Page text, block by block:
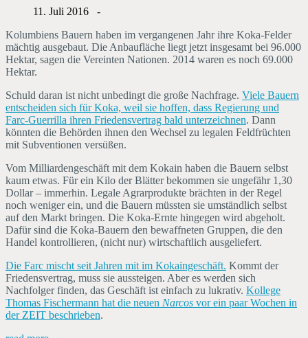
11. Juli 2016 -
Kolumbiens Bauern haben im vergangenen Jahr ihre Koka-Felder
mächtig ausgebaut. Die Anbaufläche liegt jetzt insgesamt bei 96.000
Hektar, sagen die Vereinten Nationen. 2014 waren es noch 69.000
Hektar.
Schuld daran ist nicht unbedingt die große Nachfrage. Viele Bauern
entscheiden sich für Koka, weil sie hoffen, dass Regierung und
Farc-Guerrilla ihren Friedensvertrag bald unterzeichnen. Dann
könnten die Behörden ihnen den Wechsel zu legalen Feldfrüchten
mit Subventionen versüßen.
Vom Milliardengeschäft mit dem Kokain haben die Bauern selbst
kaum etwas. Für ein Kilo der Blätter bekommen sie ungefähr 1,30
Dollar – immerhin. Legale Agrarprodukte brächten in der Regel
noch weniger ein, und die Bauern müssten sie umständlich selbst
auf den Markt bringen. Die Koka-Ernte hingegen wird abgeholt.
Dafür sind die Koka-Bauern den bewaffneten Gruppen, die den
Handel kontrollieren, (nicht nur) wirtschaftlich ausgeliefert.
Die Farc mischt seit Jahren mit im Kokaingeschäft. Kommt der
Friedensvertrag, muss sie aussteigen. Aber es werden sich
Nachfolger finden, das Geschäft ist einfach zu lukrativ. Kollege
Thomas Fischermann hat die neuen Narcos vor ein paar Wochen in
der ZEIT beschrieben.